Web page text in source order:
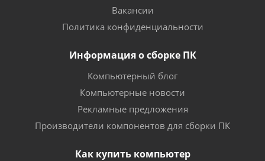
Вакансии
Политика конфиденциальности
Информация о сборке ПК
Компьютерный блог
Компьютерные новости
Рекламные предложения
Производители компонентов для сборки ПК
Как купить компьютер